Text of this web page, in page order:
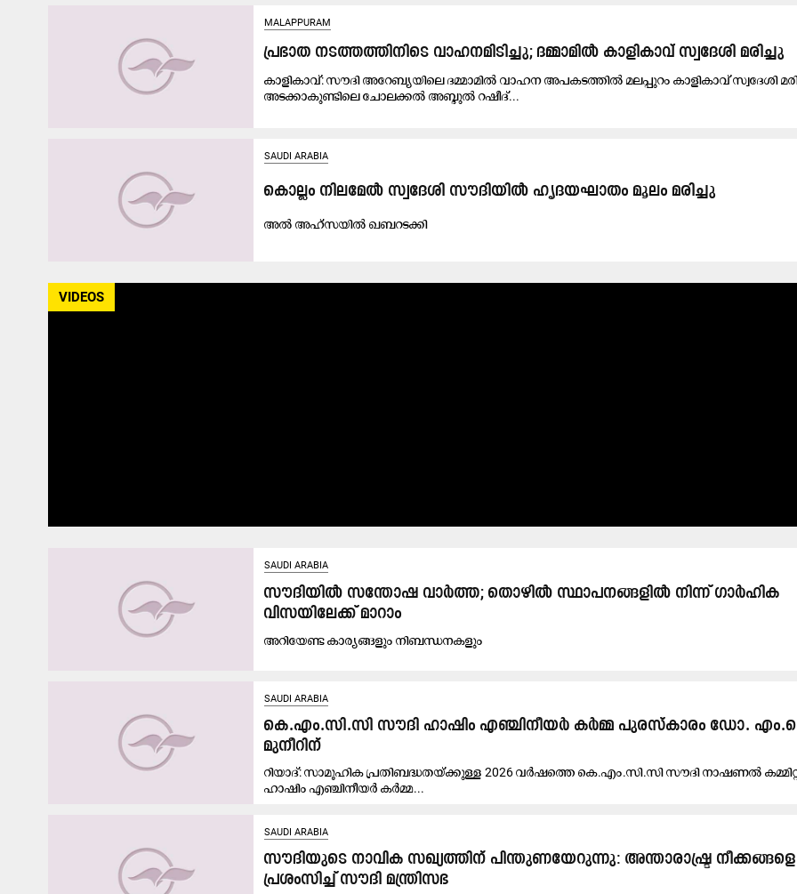
MALAPPURAM
പ്രഭാത നടത്തത്തിനിടെ വാഹനമിടിച്ചു; ദമ്മാമിൽ കാളികാവ് സ്വദേശി മരിച്ചു
കാളികാവ്: സൗദി അറേബ്യയിലെ ദമ്മാമിൽ വാഹന അപകടത്തിൽ മലപ്പുറം കാളികാവ് സ്വദേശി
അടക്കാകുണ്ടിലെ ചോലക്കൽ അബ്ദുൽ റഷീദ്...
SAUDI ARABIA
കൊല്ലം നിലമേൽ സ്വദേശി സൗദിയിൽ ഹൃദയഘാതം മൂലം മരിച്ചു
അൽ അഹ്​സയിൽ ഖബറടക്കി
VIDEOS
SAUDI ARABIA
സൗദിയിൽ സന്തോഷ വാർത്ത; തൊഴിൽ സ്ഥാപനങ്ങളിൽ നിന്ന് ഗാർഹിക
വിസയിലേക്ക് മാറാം
അറിയേണ്ട കാര്യങ്ങളും നിബന്ധനകളും
SAUDI ARABIA
കെ.എം.സി.സി സൗദി ഹാഷിം എഞ്ചിനീയർ കർമ്മ പുരസ്കാരം ഡോ.
മുനീറിന്
റിയാദ്: സാമൂഹിക പ്രതിബദ്ധതയ്ക്കുള്ള 2026 വർഷത്തെ കെ.എം.സി.സി സൗദി നാഷണൽ
ഹാഷിം എഞ്ചിനീയർ കർമ്മ...
SAUDI ARABIA
സൗദിയുടെ നാവിക സഖ്യത്തിന് പിന്തുണയേറുന്നു: അന്താരാഷ്ട്ര നീക്കങ്ങളെ
പ്രശംസിച്ച് സൗദി മന്ത്രിസഭ